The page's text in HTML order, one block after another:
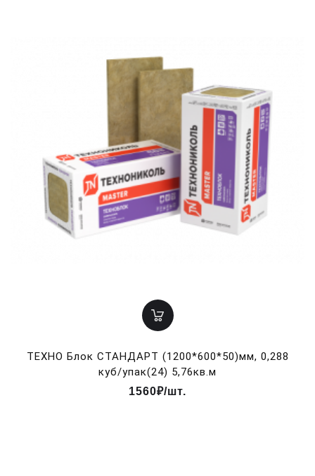
ТЕХНО Блок СТАНДАРТ (1200*600*50)мм, 0,288
куб/упак(24) 5,76кв.м
1560₽/шт.